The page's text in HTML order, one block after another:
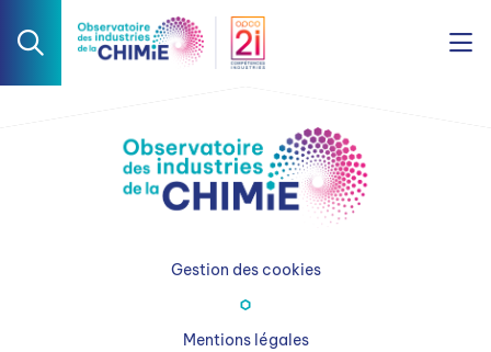
Gestion des cookies
Mentions légales